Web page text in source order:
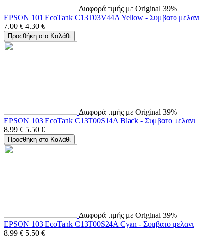
Διαφορά τιμής με Original 39%
EPSON 101 EcoTank C13T03V44A Yellow - Συμβατο μελανι
7.00 € 4.30 €
Προσθήκη στο Καλάθι
Διαφορά τιμής με Original 39%
EPSON 103 EcoTank C13T00S14A Black - Συμβατο μελανι
8.99 € 5.50 €
Προσθήκη στο Καλάθι
Διαφορά τιμής με Original 39%
EPSON 103 EcoTank C13T00S24A Cyan - Συμβατο μελανι
8.99 € 5.50 €